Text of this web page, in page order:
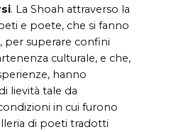
. La Shoah attraverso la
e poete, che si fanno
per superare confini
culturale, e che,
hanno
lievità tale da
in cui furono
di poeti tradotti